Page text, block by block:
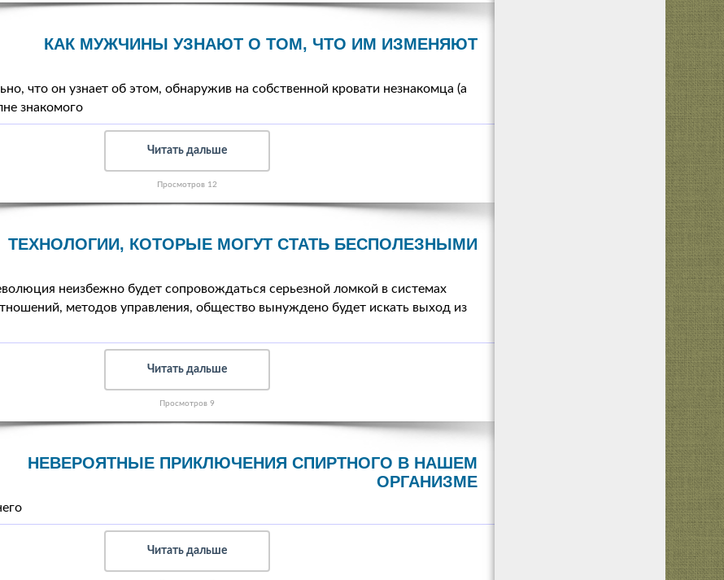
КАК МУЖЧИНЫ УЗНАЮТ О ТОМ, ЧТО ИМ ИЗМЕНЯЮТ
что он узнает об этом, обнаружив на собственной кровати незнакомца (а
знакомого
Читать дальше
Просмотров 12
ТЕХНОЛОГИИ, КОТОРЫЕ МОГУТ СТАТЬ БЕСПОЛЕЗНЫМИ
неизбежно будет сопровождаться серьезной ломкой в системах
методов управления, общество вынуждено будет искать выход из
Читать дальше
Просмотров 9
НЕВЕРОЯТНЫЕ ПРИКЛЮЧЕНИЯ СПИРТНОГО В НАШЕМ
ОРГАНИЗМЕ
Читать дальше